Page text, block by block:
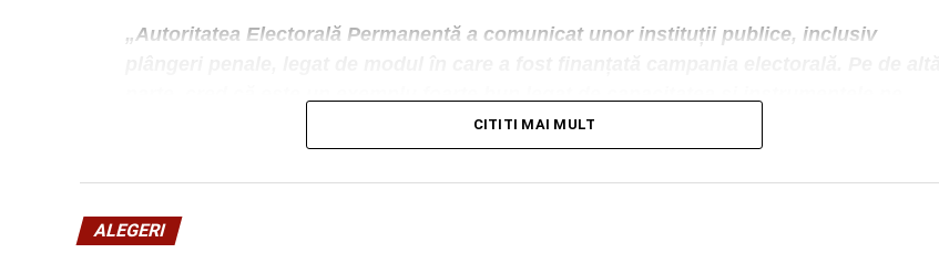
„Autoritatea Electorală Permanentă a comunicat unor instituții publice, inclusiv
care le are AEP de a identifica finanțările unor campanii electorale. Aici e nevoie de
îmbunătățirea cadrului normativ”, a precizat președintele AEP.
CITITI MAI MULT
ALEGERI